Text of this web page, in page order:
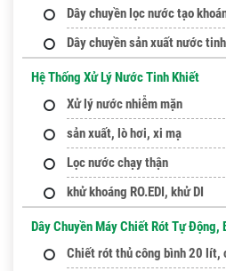
Dây chuyền lọc nước tạo
Dây chuyền sản xuất nước
Hệ Thống Xử Lý Nước Tinh Khiết
Xử lý nước nhiễm mặn
sản xuất, lò hơi, xi mạ
Lọc nước chạy thận
khử khoáng RO.EDI, khử DI
Dây Chuyền Máy Chiết Rót Tự
Chiết rót thủ công bình 20 lít,